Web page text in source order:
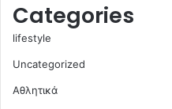
Categories
lifestyle
Uncategorized
Αθλητικά